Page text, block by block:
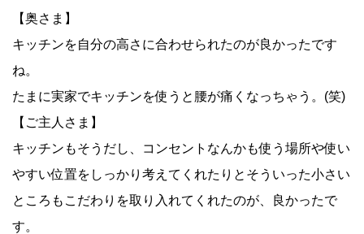
【奥さま】
キッチンを自分の高さに合わせられたのが良かったです
ね。
たまに実家でキッチンを使うと腰が痛くなっちゃう。(笑)
【ご主人さま】
キッチンもそうだし、コンセントなんかも使う場所や使い
やすい位置をしっかり考えてくれたりとそういった小さい
ところもこだわりを取り入れてくれたのが、良かったで
す。